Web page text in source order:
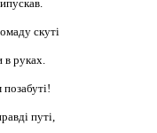
скуті
руках.
путі,